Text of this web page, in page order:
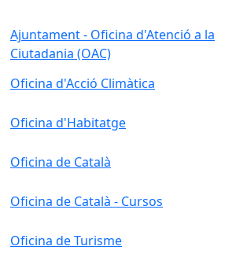
Ajuntament - Oficina d'Atenció a la
Ciutadania (OAC)
Oficina d'Acció Climàtica
Oficina d'Habitatge
Oficina de Català
Oficina de Català - Cursos
Oficina de Turisme